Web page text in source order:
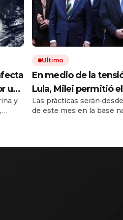
un
y
Ultimo
En medio de la
Lula, Milei permitió
al país de la Marina
para realizar
Las prácticas serán
de este mes en la base